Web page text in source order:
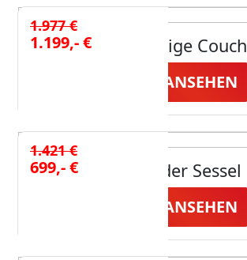
1.977 €
1.199,- € Kuschelige Couch
JETZT ANSEHEN
1.421 €
699,- € Echtleder Sessel
JETZT ANSEHEN